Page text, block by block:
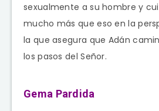
sexualmente a su hombre y
mucho más que eso en la
la que asegura que Adán
los pasos del Señor.
Gema Pardida